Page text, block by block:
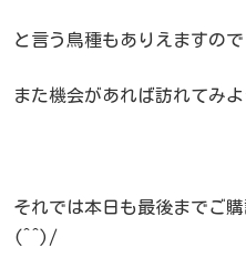
と言う鳥種もありえますので
また機会があれば訪れてみよ
それでは本日も最後までご
(^^)/